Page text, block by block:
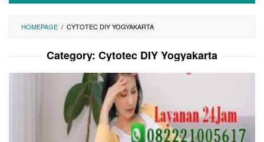
HOMEPAGE / CYTOTEC DIY YOGYAKARTA
Category: Cytotec DIY Yogyakarta